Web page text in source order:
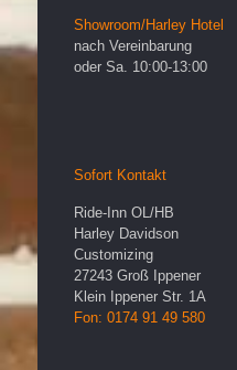
Showroom/Harley Hotel
nach Vereinbarung
oder Sa. 10:00-13:00
Sofort Kontakt
Ride-Inn OL/HB
Harley Davidson
Customizing
27243 Groß Ippener
Klein Ippener Str. 1A
Fon: 0174 91 49 580